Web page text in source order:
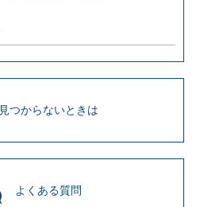
見つからないときは
よくある質問